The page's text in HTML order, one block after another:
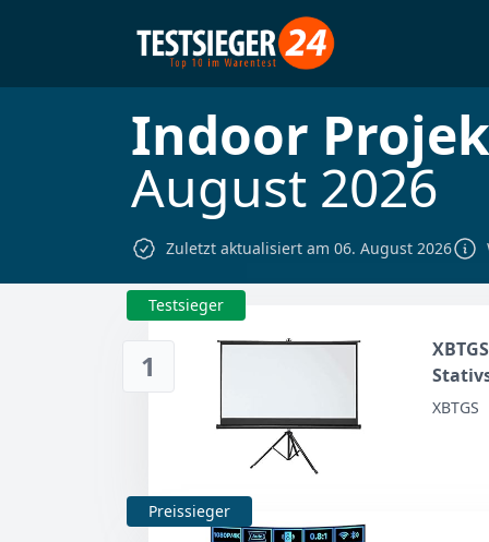
Indoor
August 2026
Zuletzt aktualisiert am 06. August 2026
1
Testsieger
Filme
XBTGS
Preissieger